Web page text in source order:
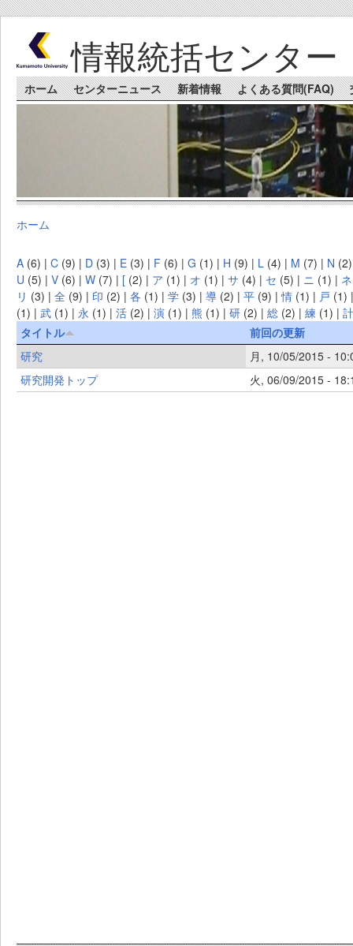
情報統括センター
Main menu
ホーム センターニュース 新着情報 よくある質問(FAQ)
You are here
ホーム
A (6) | C (9) | D (3) | E (3) | F (6) | G (1) | H (9) | L (4) | M (7) | N
U (5) | V (6) | W (7) | [ (2) | ア (1) | オ (1) | サ (4) | セ (5) | ニ (1) | ネ
リ (3) | 全 (9) | 印 (2) | 各 (1) | 学 (3) | 導 (2) | 平 (9) |情 (1) | 戸 (1)
(1) | 武 (1) | 永 (1) | 活 (2) | 演 (1) | 熊 (1) | 研 (2) | 総 (2) | 練 (1) | 計
タイトル
前回の更新
研究
月, 10/05/2015 -
研究開発トップ
火, 06/09/2015 -